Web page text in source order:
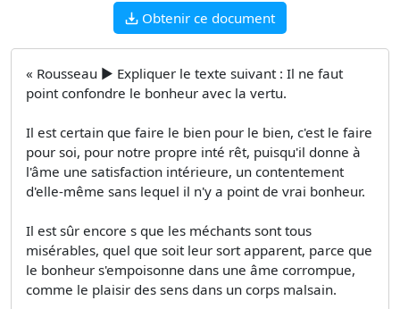
Obtenir ce document
« Rousseau ► Expliquer le texte suivant : Il ne faut
point confondre le bonheur avec la vertu.
Il est certain que faire le bien pour le bien, c'est le faire
pour soi, pour notre propre inté­ rêt, puisqu'il donne à
l'âme une satisfaction intérieure, un contentement
d'elle-même sans lequel il n'y a point de vrai bonheur.
Il est sûr encore s que les méchants sont tous
misérables, quel que soit leur sort apparent, parce que
le bonheur s'empoisonne dans une âme corrompue,
comme le plaisir des sens dans un corps malsain.